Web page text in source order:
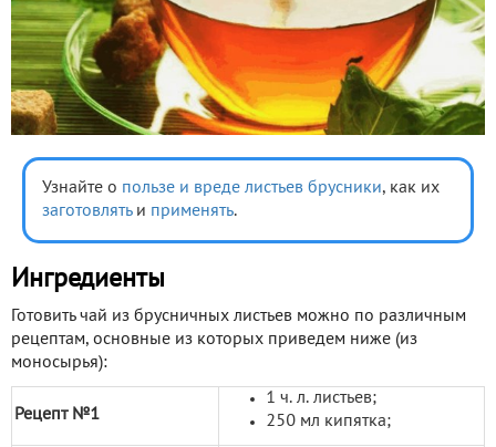
Узнайте о пользе и вреде листьев брусники, как их
заготовлятьи применять.
Ингредиенты
Готовить чай из брусничных листьев можно по различным
рецептам, основные из которых приведем ниже (из
моносырья):
Рецепт №1
1 ч. л. листьев;
250 мл кипятка;